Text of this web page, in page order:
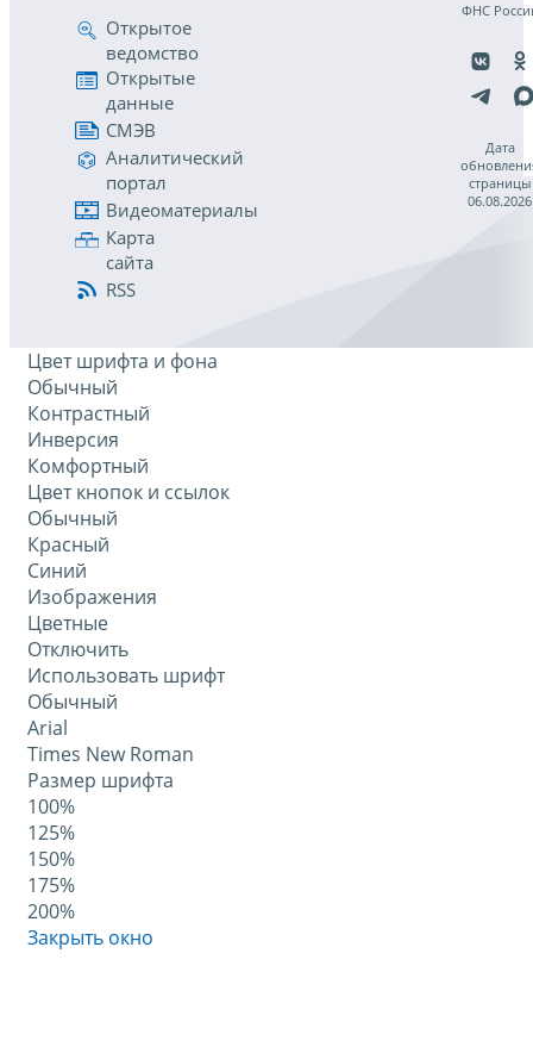
Открытое
ведомство
Открытые
данные
СМЭВ
Аналитический
портал
Видеоматериалы
Карта
сайта
RSS
ФНС
Дата
страницы
06.08.2026
Цвет шрифта и фона
Обычный
Контрастный
Инверсия
Комфортный
Цвет кнопок и ссылок
Обычный
Красный
Синий
Изображения
Цветные
Отключить
Использовать шрифт
Обычный
Arial
Times New Roman
Размер шрифта
100%
125%
150%
175%
200%
Закрыть окно